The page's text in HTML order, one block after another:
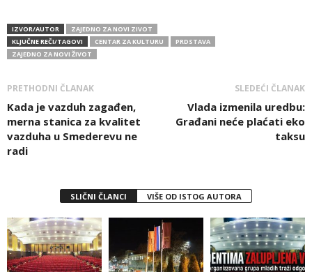
IZVOR/AUTOR
ZAJEDNO ZA NOVI ZIVOT
KLJUČNE REČI/TAGOVI
CENTAR ZA KULTURU
PRDSTAVA
ZAJEDNO ZA NOVI ŽIVOT
PRETHODNI ČLANAK
Kada je vazduh zagađen,
merna stanica za kvalitet
vazduha u Smederevu ne
radi
SLEDEĆI ČLANAK
Vlada izmenila uredbu:
Građani neće plaćati eko
taksu
SLIČNI ČLANCI VIŠE OD ISTOG AUTORA